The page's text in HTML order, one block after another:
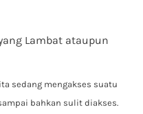
Lambat ataupun
sedang mengakses suatu
bahkan sulit diakses.